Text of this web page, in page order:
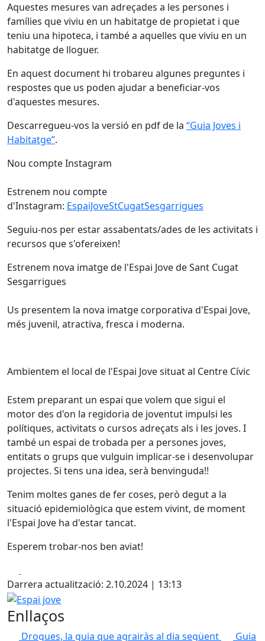
Aquestes mesures van adreçades a les persones i
famílies que viviu en un habitatge de propietat i que
teniu una hipoteca, i també a aquelles que viviu en un
habitatge de lloguer.
En aquest document hi trobareu algunes preguntes i
respostes que us poden ajudar a beneficiar-vos
d'aquestes mesures.
Descarregueu-vos la versió en pdf de la “Guia Joves i
Habitatge”.
Nou compte Instagram
Estrenem nou compte
d'Instagram: EspaiJoveStCugatSesgarrigues
Seguiu-nos per estar assabentats/ades de les activitats i
recursos que s'ofereixen!
Estrenem nova imatge de l'Espai Jove de Sant Cugat
Sesgarrigues
Us presentem la nova imatge corporativa d'Espai Jove,
més juvenil, atractiva, fresca i moderna.
Ambientem el local de l'Espai Jove situat al Centre Cívic
Estem preparant un espai que volem que sigui el
motor des d'on la regidoria de joventut impulsi les
polítiques, activitats o cursos adreçats als i les joves. I
també un espai de trobada per a persones joves,
entitats o grups que vulguin implicar-se i desenvolupar
projectes. Si tens una idea, serà benvinguda!!
Tenim moltes ganes de fer coses, però degut a la
situació epidemiològica que estem vivint, de moment
l'Espai Jove ha d'estar tancat.
Esperem trobar-nos ben aviat!
Darrera actualització: 2.10.2024 | 13:13
Espai jove
Enllaços
Drogues, la guia que agrairàs al dia següent Guia